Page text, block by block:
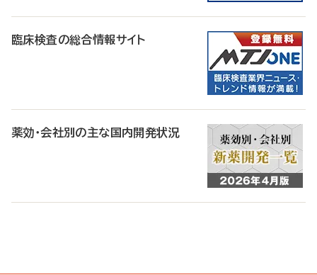
臨床検査の総合情報サイト
薬効・会社別の主な国内開発状況